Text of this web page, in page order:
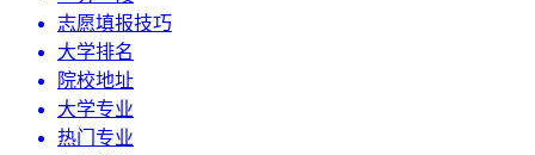
志愿填报技巧
大学排名
院校地址
大学专业
热门专业